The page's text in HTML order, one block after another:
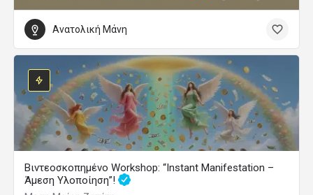
Ανατολική Μάνη
Βιντεοσκοπημένο Workshop: “Instant Manifestation –
Άμεση Υλοποίηση”!